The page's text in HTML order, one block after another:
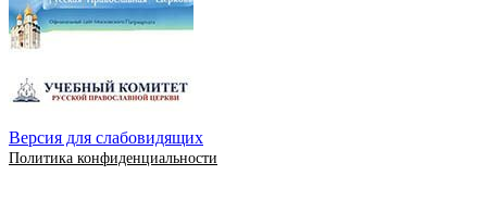
Версия для слабовидящих
Политика конфиденциальности